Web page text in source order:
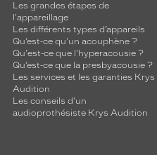
Les grandes étapes de
l'appareillage
Les différents types d’appareils
Qu’est-ce qu'un acouphène ?
Qu'est-ce que l'hyperacousie ?
Qu’est-ce que la presbyacousie ?
Les services et les garanties Krys
Audition
Les conseils d'un
audioprothésiste Krys Audition